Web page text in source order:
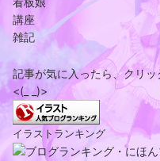
講座
雑記
記事が気に入ったら、クリッ
<(_ _)>
イラストランキング